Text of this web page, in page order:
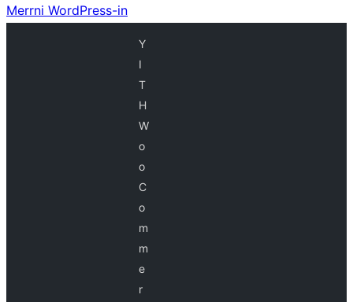
Merrni WordPress-in
Y
I
T
H
W
o
o
C
o
m
m
e
r